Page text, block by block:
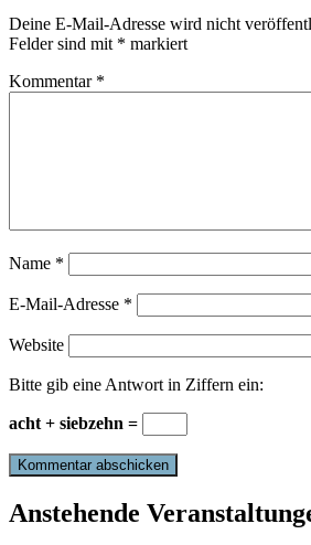
Deine E-Mail-Adresse wird nicht
Felder sind mit * markiert
Kommentar *
Name *
E-Mail-Adresse *
Website
Bitte gib eine Antwort in Ziffern ein:
acht + siebzehn =
Anstehende